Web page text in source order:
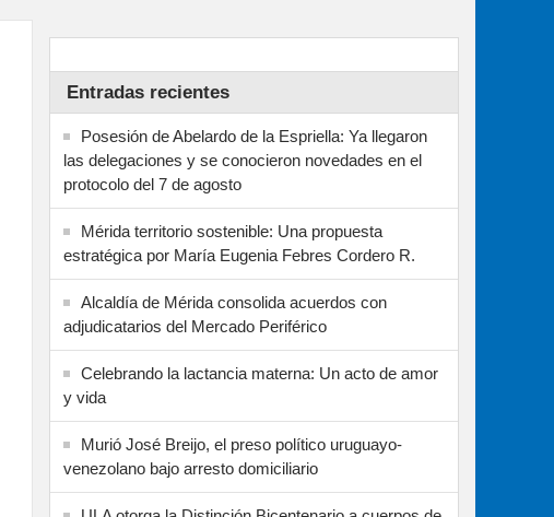
Entradas recientes
Posesión de Abelardo de la Espriella: Ya llegaron
las delegaciones y se conocieron novedades en el
protocolo del 7 de agosto
Mérida territorio sostenible: Una propuesta
estratégica por María Eugenia Febres Cordero R.
Alcaldía de Mérida consolida acuerdos con
adjudicatarios del Mercado Periférico
Celebrando la lactancia materna: Un acto de amor
y vida
Murió José Breijo, el preso político uruguayo-
venezolano bajo arresto domiciliario